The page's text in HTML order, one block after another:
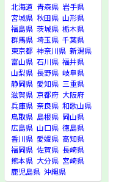
北海道 青森県 岩手県
宮城県 秋田県 山形県
福島県 茨城県 栃木県
群馬県 埼玉県 千葉県
東京都 神奈川県 新潟県
富山県 石川県 福井県
山梨県 長野県 岐阜県
静岡県 愛知県 三重県
滋賀県 京都府 大阪府
兵庫県 奈良県 和歌山県
鳥取県 島根県 岡山県
広島県 山口県 徳島県
香川県 愛媛県 高知県
福岡県 佐賀県 長崎県
熊本県 大分県 宮崎県
鹿児島県 沖縄県